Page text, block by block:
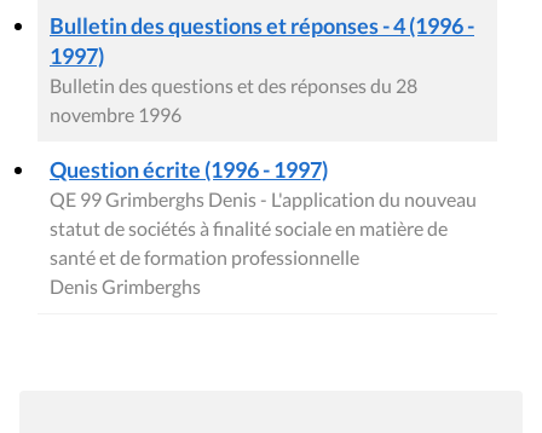
Bulletin des questions et réponses - 4 (1996 -
1997)
Bulletin des questions et des réponses du 28
novembre 1996
Question écrite (1996 - 1997)
QE 99 Grimberghs Denis - L'application du nouveau
statut de sociétés à finalité sociale en matière de
santé et de formation professionnelle
Denis Grimberghs